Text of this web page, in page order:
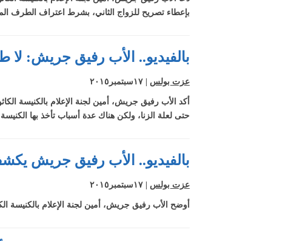
السياسة
رفيق جريش لـ قضايا
بالسياسة
الكنيسة الكاثوليكية:
بين الدينية والمدنية
بإعطاء تصريح للزواج الثاني، بشرط اعتراف الطرف
بالفيديو.. الأب رفيق جريش: لا
عزت بولس
أكد الأب رفيق جريش، أمين لجنة الإعلام بالكنيسة
حتى لعلة الزنا، ولكن هناك عدة أسباب تأخذ بها
بالفيديو.. الأب رفيق جريش
عزت بولس
أوضح الأب رفيق جريش، أمين لجنة الإعلام بالكنيسة